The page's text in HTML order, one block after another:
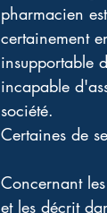
pharmacien
certainement
insupportable
incapable
société.
Certaines de
Concernant
et les décrit